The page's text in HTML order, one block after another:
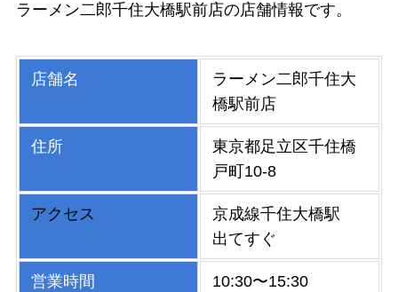
ラーメン二郎千住大橋駅前店の店舗情報です。
店舗名
ラーメン二郎千住大
橋駅前店
住所
東京都足立区千住橋
戸町10-8
アクセス
京成線千住大橋駅
出てすぐ
営業時間
10:30〜15:30